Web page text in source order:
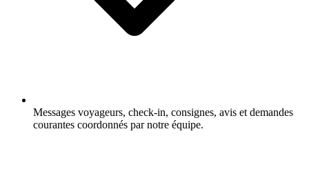
Messages voyageurs, check-in, consignes, avis et demandes
courantes coordonnés par notre équipe.